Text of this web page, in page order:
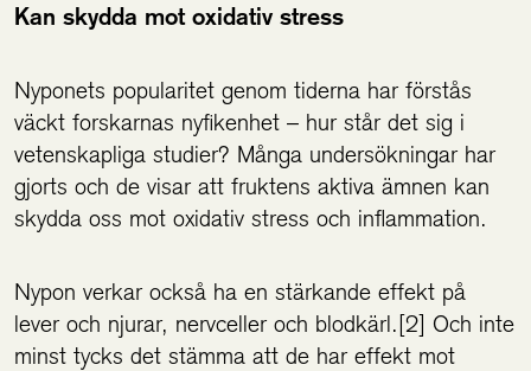
Kan skydda mot oxidativ stress
Nyponets popularitet genom tiderna har förstås
väckt forskarnas nyfikenhet – hur står det sig i
vetenskapliga studier? Många undersökningar har
gjorts och de visar att fruktens aktiva ämnen kan
skydda oss mot oxidativ stress och inflammation.
Nypon verkar också ha en stärkande effekt på
lever och njurar, nervceller och blodkärl.[2] Och inte
minst tycks det stämma att de har effekt mot